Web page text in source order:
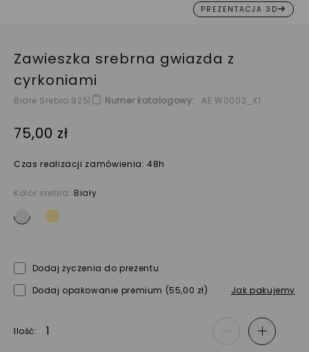
PREZENTACJA 3D
Zawieszka srebrna gwiazda z
cyrkoniami
Białe Srebro 925| Numer katalogowy AE W0002_X1
75,00 zł
Czas realizacji zamówienia: 48h
Kolor srebra: Biały
Dodaj życzenia do prezentu
Dodaj opakowanie premium (55,00 zł) Jak pakujemy
Ilość - +